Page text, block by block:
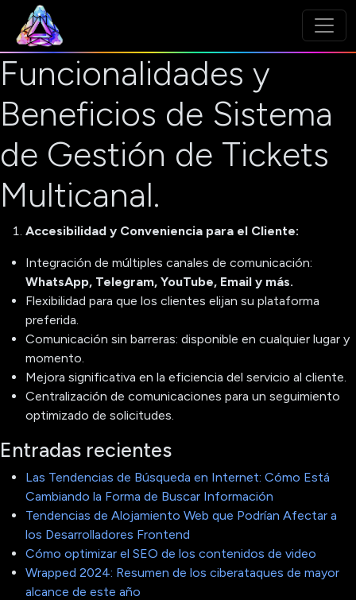
Funcionalidades y
Beneficios de Sistema
de Gestión de Tickets
Multicanal.
Accesibilidad y Conveniencia para el Cliente:
Integración de múltiples canales de comunicación:
WhatsApp, Telegram, YouTube, Email y más.
Flexibilidad para que los clientes elijan su plataforma
preferida.
Comunicación sin barreras: disponible en cualquier lugar y
momento.
Mejora significativa en la eficiencia del servicio al cliente.
Centralización de comunicaciones para un seguimiento
optimizado de solicitudes.
Entradas recientes
Las Tendencias de Búsqueda en Internet: Cómo Está
Cambiando la Forma de Buscar Información
Tendencias de Alojamiento Web que Podrían Afectar a
los Desarrolladores Frontend
Cómo optimizar el SEO de los contenidos de video
Wrapped 2024: Resumen de los ciberataques de mayor
alcance de este año